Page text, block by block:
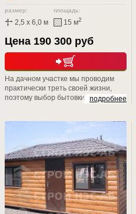
размер:
2,5 x 6,0 м
площадь:
15 м2
Цена 190 300 руб
подробнее
На дачном участке мы проводим
практически треть своей жизни,
поэтому выбор бытовки -дело
не найдете. Приходите к нам на
Выставочную площадку,
рассмотрите БЫТОВКИ поближе,
уверяем Вас, что Вы не останетесь
равнодушными